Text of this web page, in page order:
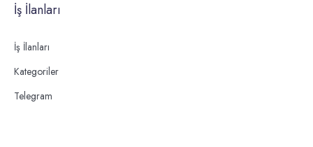
İş İlanları
İş İlanları
Kategoriler
Telegram